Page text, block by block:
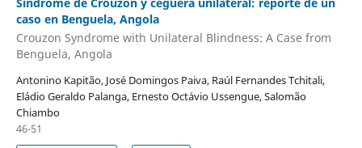
caso en Benguela, Angola
Crouzon Syndrome with Unilateral Blindness: A Case from
Benguela, Angola
Antonino Kapitão, José Domingos Paiva, Raúl Fernandes Tchitali,
Eládio Geraldo Palanga, Ernesto Octávio Ussengue, Salomão
Chiambo
46-51